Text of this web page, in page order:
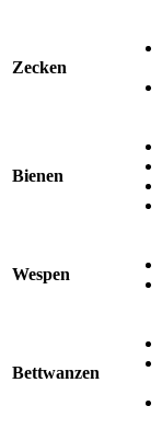
Zecken
Bienen
Wespen
Bettwanzen